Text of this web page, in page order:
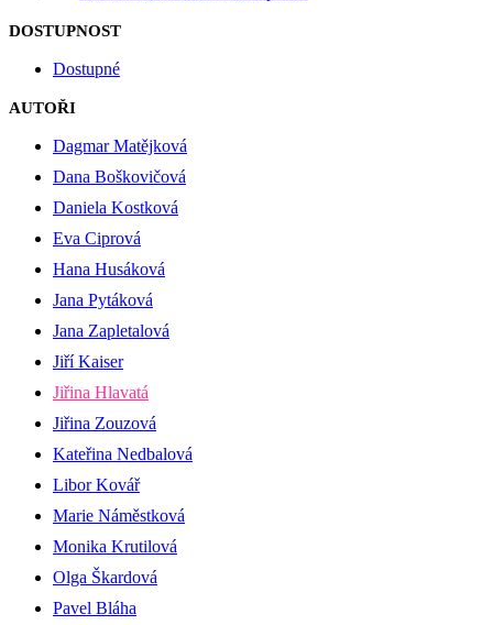
DOSTUPNOST
Dostupné
AUTOŘI
Dagmar Matějková
Dana Boškovičová
Daniela Kostková
Eva Ciprová
Hana Husáková
Jana Pytáková
Jana Zapletalová
Jiří Kaiser
Jiřina Hlavatá
Jiřina Zouzová
Kateřina Nedbalová
Libor Kovář
Marie Náměstková
Monika Krutilová
Olga Škardová
Pavel Bláha